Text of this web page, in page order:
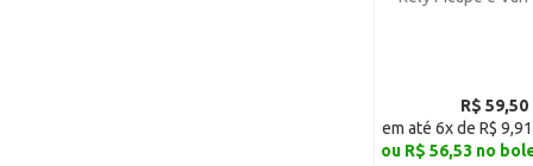
R$ 59,50
em até 6x de R$
ou R$ 56,53 no